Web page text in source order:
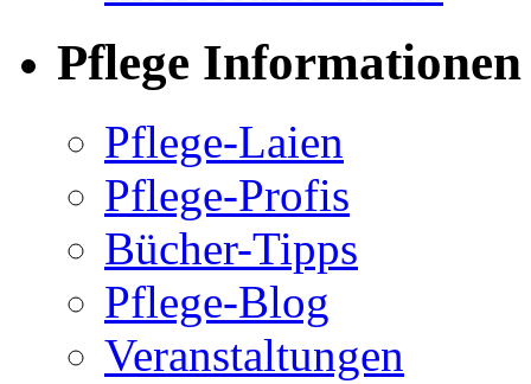
Pflege Informationen
Pflege-Laien
Pflege-Profis
Bücher-Tipps
Pflege-Blog
Veranstaltungen